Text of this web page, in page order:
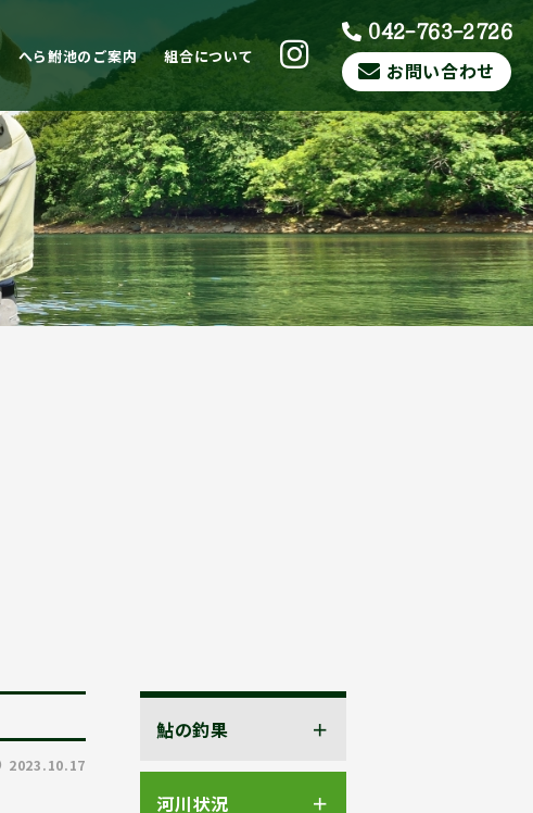
へら鮒池のご案内 組合について
042-763-2726
お問い合わせ
2023.10.17
鮎の釣果
河川状況